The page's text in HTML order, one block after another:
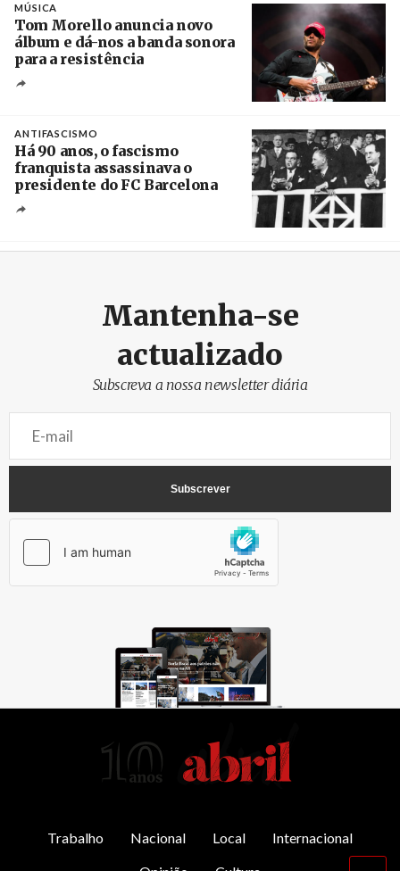
MÚSICA
Tom Morello anuncia novo
álbum e dá-nos a banda sonora
para a resistência
ANTIFASCISMO
Há 90 anos, o fascismo
franquista assassinava o
presidente do FC Barcelona
Mantenha-se
actualizado
Subscreva a nossa newsletter diária
Trabalho Nacional Local
Internacional